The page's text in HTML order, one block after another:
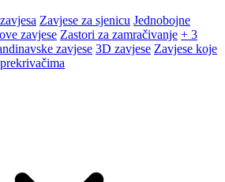
Zavjese za sjenicu Jednobojne
zavjese Zastori za zamračivanje + 3
zavjese 3D zavjese Zavjese koje